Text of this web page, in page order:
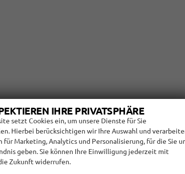
IHRE PRIVATSPHÄRE
setzt Cookies ein, um unsere Dienste für Sie
Hierbei berücksichtigen wir Ihre Auswahl und
für Marketing, Analytics und Personalisierung, für die Sie
geben. Sie können Ihre Einwilligung jederzeit mit
Zukunft widerrufen.